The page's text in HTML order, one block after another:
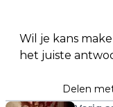
Wil je kans
het juiste
Delen